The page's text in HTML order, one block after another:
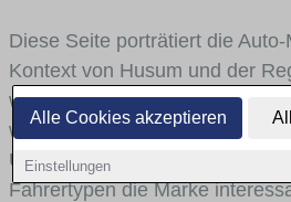
Alle Cookies akzeptieren
Einstellungen
Diese Seite porträtiert die
Kontext von Husum und der
welchen Fahrzeugklassen
welche Modellreihen häufig im
Umlandverkehr zu sehen sind
Fahrertypen die Marke